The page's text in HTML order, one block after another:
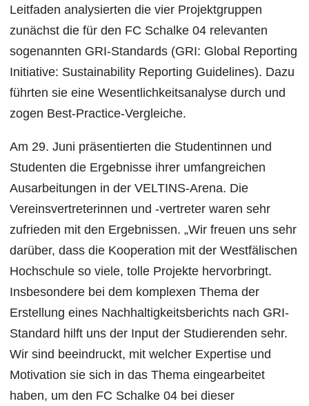
Leitfaden analysierten die vier Projektgruppen
zunächst die für den FC Schalke 04 relevanten
sogenannten GRI-Standards (GRI: Global Reporting
Initiative: Sustainability Reporting Guidelines). Dazu
führten sie eine Wesentlichkeitsanalyse durch und
zogen Best-Practice-Vergleiche.
Am 29. Juni präsentierten die Studentinnen und
Studenten die Ergebnisse ihrer umfangreichen
Ausarbeitungen in der VELTINS-Arena. Die
Vereinsvertreterinnen und -vertreter waren sehr
zufrieden mit den Ergebnissen. „Wir freuen uns sehr
darüber, dass die Kooperation mit der Westfälischen
Hochschule so viele, tolle Projekte hervorbringt.
Insbesondere bei dem komplexen Thema der
Erstellung eines Nachhaltigkeitsberichts nach GRI-
Standard hilft uns der Input der Studierenden sehr.
Wir sind beeindruckt, mit welcher Expertise und
Motivation sie sich in das Thema eingearbeitet
haben, um den FC Schalke 04 bei dieser